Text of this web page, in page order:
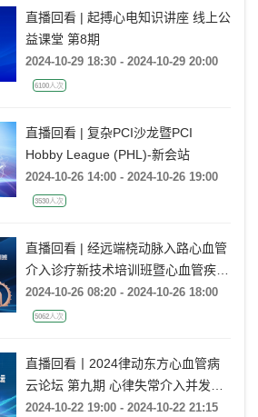
直播回看 | 起搏心电知识讲座 线上公
益课堂 第8期
2024-10-29 18:30 - 2024-10-29 20:00
6100人次
直播回看 | 复杂PCI沙龙暨PCI
Hobby League (PHL)-新会站
2024-10-26 14:00 - 2024-10-26 19:00
3530人次
直播回看 | 经远端桡动脉入路心血管
介入诊疗新技术培训班暨心血管疾病
诊治进展学习班暨第三届远桡介入龙
城论坛
2024-10-26 08:20 - 2024-10-26 18:00
5062人次
直播回看丨2024律动东方心血管病
云论坛 第九期 心律失常介入并发症
的临床解决方案探讨
2024-10-22 19:00 - 2024-10-22 21:15